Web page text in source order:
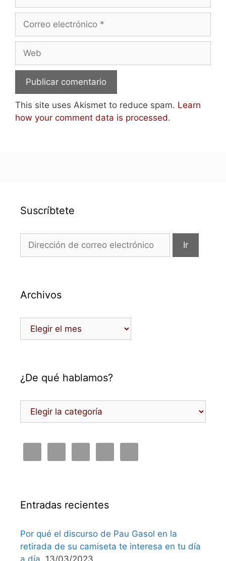
Correo
Web
This site uses Akismet to reduce spam. Learn
how your comment data is processed.
Suscríbtete
Archivos
Archivos
¿De qué hablamos?
¿De
Entradas recientes
Por qué el discurso de Pau Gasol en la
retirada de su camiseta te interesa en tu día
a día. 13/03/2023